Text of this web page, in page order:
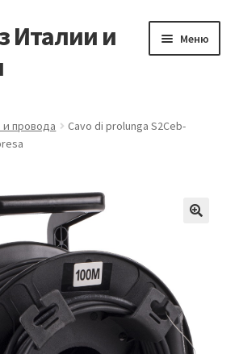
Италии и
Меню
и провода
Cavo di prolunga S2Ceb-